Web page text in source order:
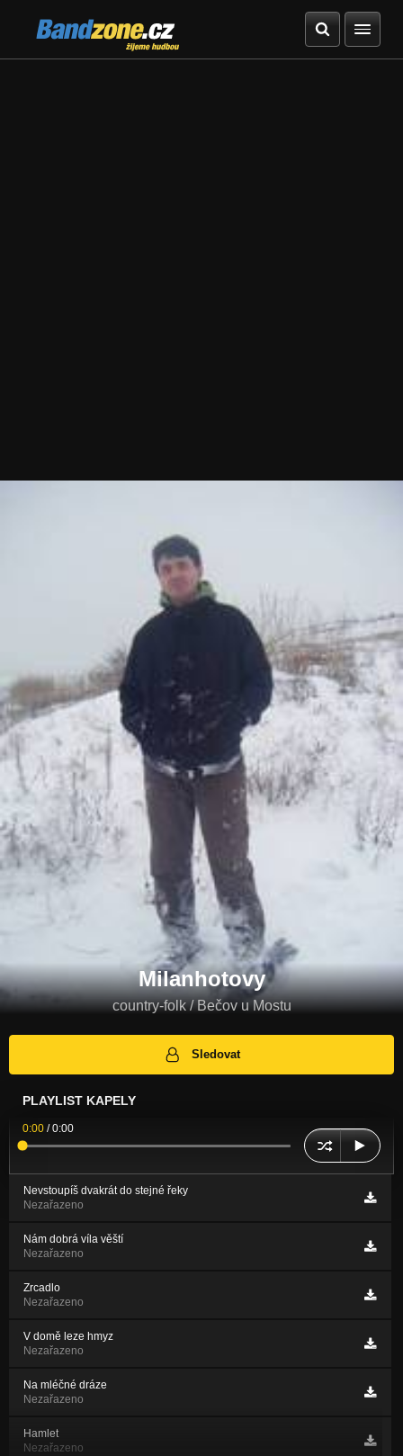
Bandzone.cz
žijeme hudbou
Milanhotovy
country-folk / Bečov u Mostu
Sledovat
PLAYLIST KAPELY
0:00 /0:00
Nevstoupíš dvakrát do stejné řeky
Nezařazeno
Nám dobrá víla věští
Nezařazeno
Zrcadlo
Nezařazeno
V domě leze hmyz
Nezařazeno
Na mléčné dráze
Nezařazeno
Hamlet
Nezařazeno